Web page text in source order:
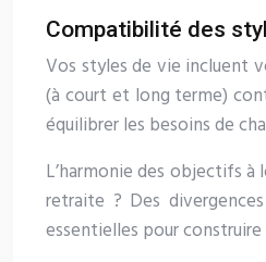
Compatibilité des
Vos styles de vie incluent
(à court et long terme)
équilibrer les besoins de
L’harmonie des objectifs
retraite ? Des
essentielles pour